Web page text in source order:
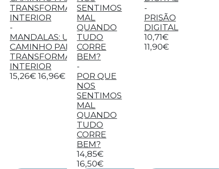
-
MANDALAS: UM
CAMINHO PARA A
TRANSFORMAÇÃO
INTERIOR
15,26€ 16,96€
-
POR QUE
NOS
SENTIMOS
MAL
QUANDO
TUDO
CORRE
BEM?
14,85€
16,50€
-
PRISÃO
DIGITAL
10,71€
11,90€